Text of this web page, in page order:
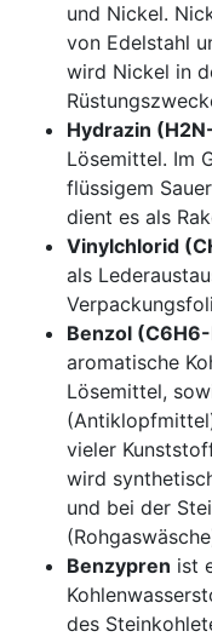
und Nickel.
von Edelstahl
wird Nickel in
Hydrazin
Lösemittel. Im
flüssigem
dient es als
Vinylchlorid
als
Benzol
aromatische
Lösemittel,
vieler
wird
und bei der
Benzypren ist
des